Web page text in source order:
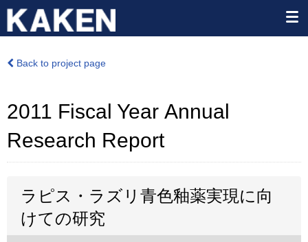
Back to project page
2011 Fiscal Year Annual
Research Report
ラピス・ラズリ青色釉薬実現に向
けての研究